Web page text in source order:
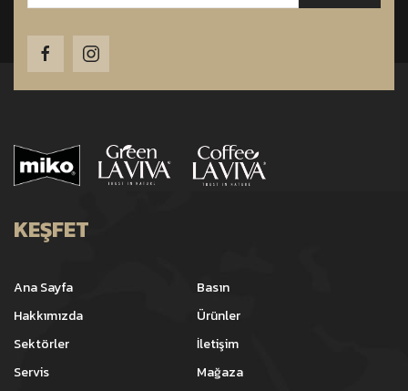
KEŞFET
Ana Sayfa
Hakkımızda
Sektörler
Servis
Basın
Ürünler
İletişim
Mağaza